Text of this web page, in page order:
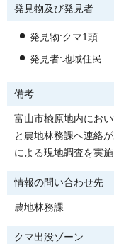
発見物及び発見者
発見物:クマ1頭
発見者:地域住民
備考
富山市楡原地内にお
と農地林務課へ連絡
による現地調査を実
情報の問い合わせ先
農地林務課
クマ出没ゾーン